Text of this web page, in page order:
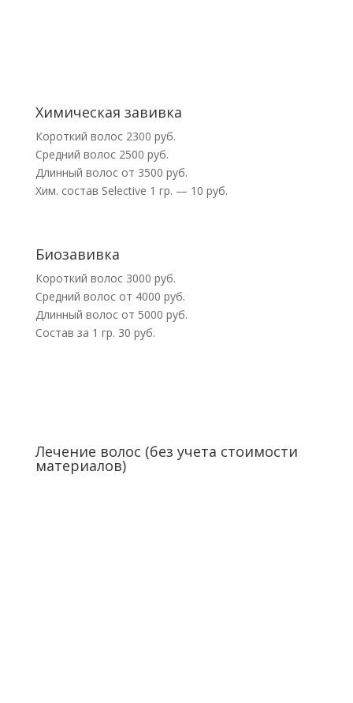
Химическая завивка
Короткий волос 2300 руб.
Средний волос 2500 руб.
Длинный волос от 3500 руб.
Хим. состав Selective 1 гр. — 10 руб.
Биозавивка
Короткий волос 3000 руб.
Средний волос от 4000 руб.
Длинный волос от 5000 руб.
Состав за 1 гр. 30 руб.
Лечение волос (без учета стоимости
материалов)